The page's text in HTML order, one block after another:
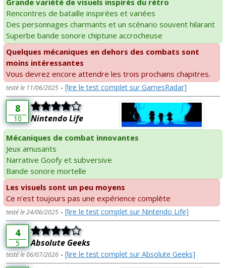
Rencontres de bataille inspirées et variées
Des personnages charmants et un scénario souvent hilarant
Superbe bande sonore chiptune accrocheuse
Quelques mécaniques en dehors des combats sont
moins intéressantes
Vous devrez encore attendre les trois prochains chapitres.
testé le 11/06/2025 - [lire le test complet sur GamesRadar]
8
10 Nintendo Life
Mécaniques de combat innovantes
Jeux amusants
Narrative Goofy et subversive
Bande sonore mortelle
Les visuels sont un peu moyens
Ce n'est toujours pas une expérience complète
testé le 24/06/2025 - [lire le test complet sur Nintendo Life]
4
5 Absolute Geeks
testé le 06/07/2026 - [lire le test complet sur Absolute Geeks]